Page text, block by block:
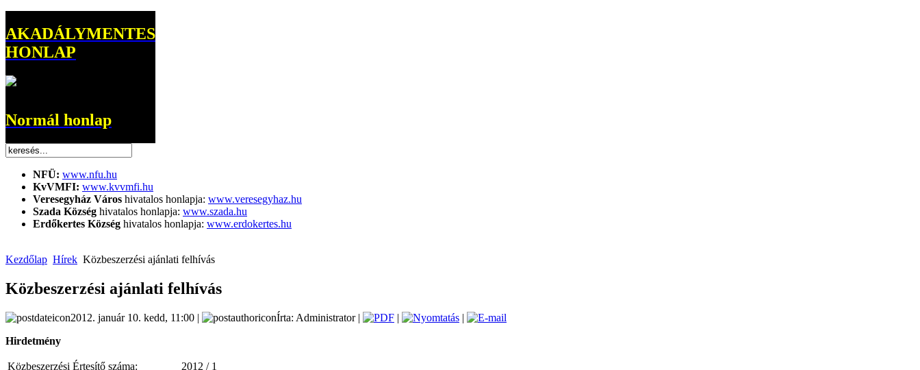
AKADÁLYMENTES
HONLAP
Normál honlap
NFÜ: www.nfu.hu
KvVMFI: www.kvvmfi.hu
Veresegyház Város hivatalos honlapja: www.veresegyhaz.hu
Szada Község hivatalos honlapja: www.szada.hu
Erdőkertes Község hivatalos honlapja: www.erdokertes.hu
Kezdőlap Hírek Közbeszerzési ajánlati felhívás
Közbeszerzési ajánlati felhívás
2012. január 10. kedd, 11:00 | Írta: Administrator | |
|
Hirdetmény
Közbeszerzési Értesítő száma:
2012 / 1